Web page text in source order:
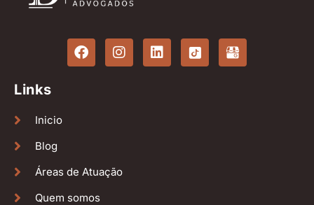
Links
Inicio
Blog
Áreas de Atuação
Quem somos